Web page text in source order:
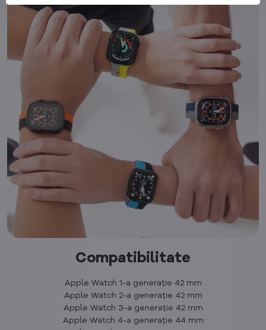
Compatibilitate
Apple Watch 1-a generație 42 mm
Apple Watch 2-a generație 42 mm
Apple Watch 3-a generație 42 mm
Apple Watch 4-a generație 44 mm